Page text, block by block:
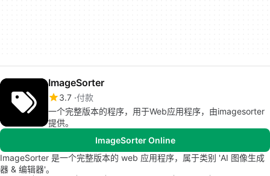
ImageSorter
3.7 付款
一个完整版本的程序，用于Web应用程序，由imagesorter
提供。
ImageSorter Online
ImageSorter 是一个完整版本的 web 应用程序，属于类别 'AI 图像生成
器 & 编辑器'。